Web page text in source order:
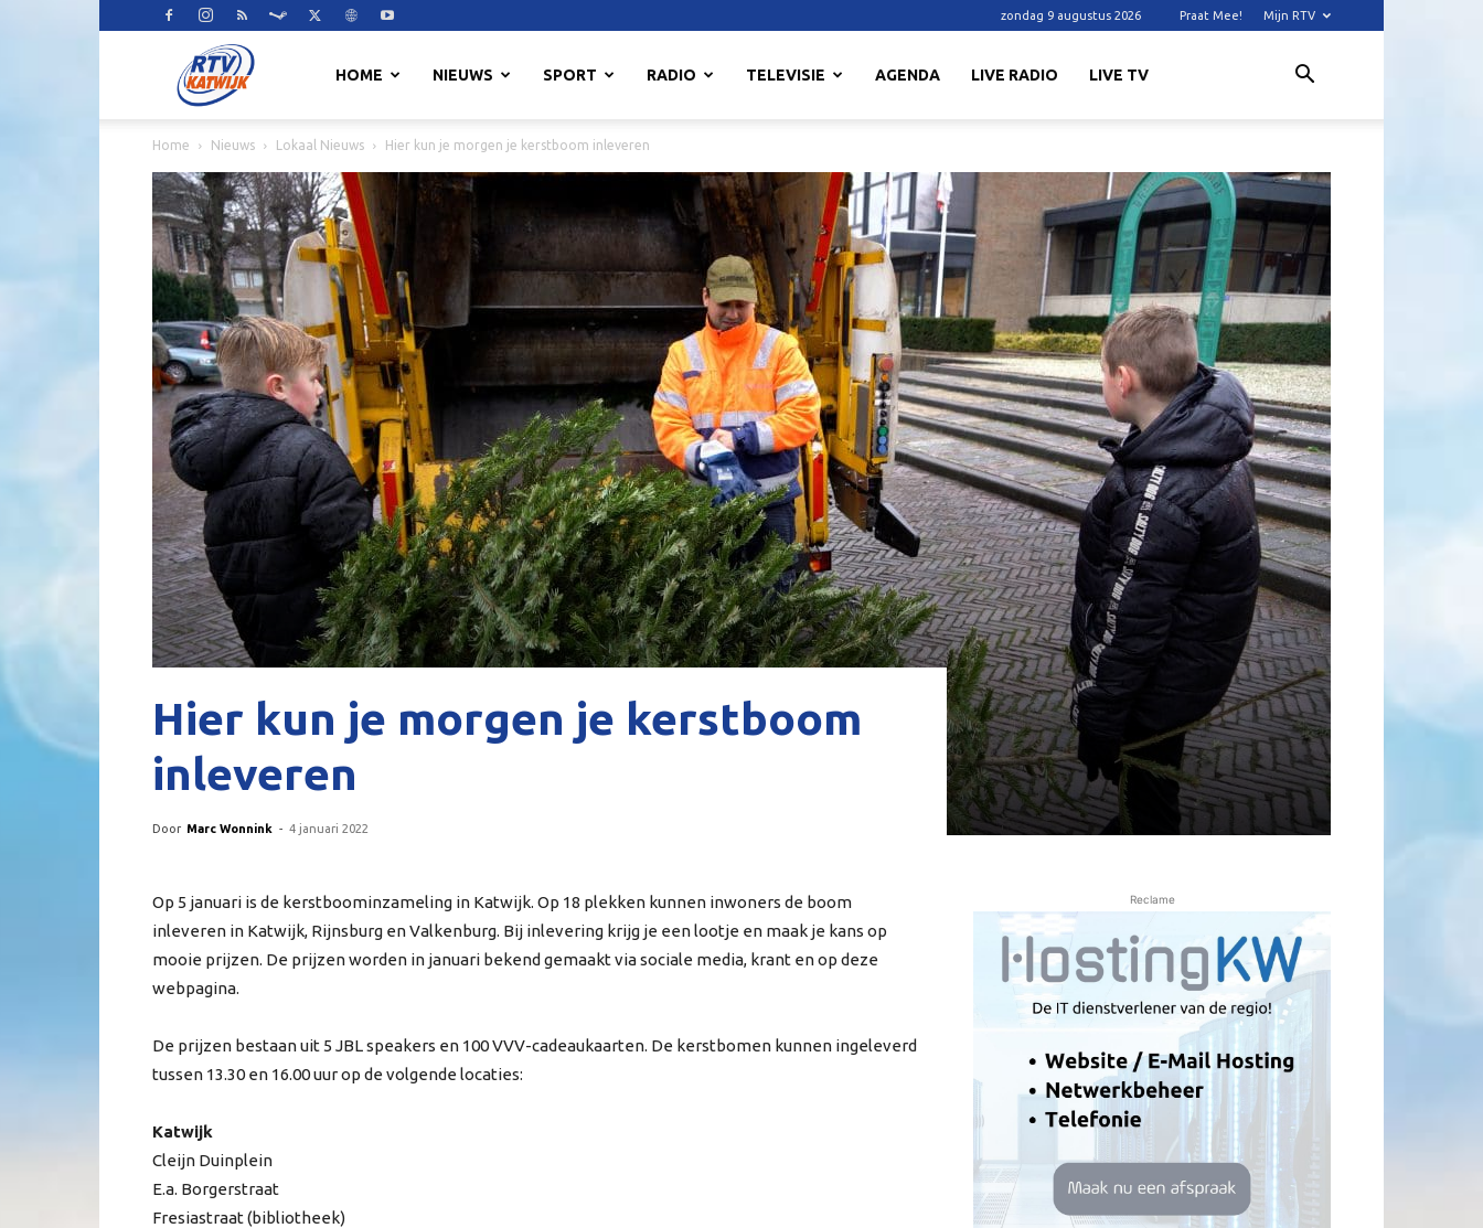
zondag 9 augustus 2026 Praat Mee! Mijn RTV
HOME NIEUWS SPORT RADIO TELEVISIE AGENDA LIVE RADIO LIVE TV
Home Nieuws Lokaal Nieuws Hier kun je morgen je kerstboom inleveren
Hier kun je morgen je kerstboom
inleveren
Door Marc Wonnink - 4 januari 2022
Op 5 januari is de kerstboominzameling in Katwijk. Op 18 plekken kunnen inwoners de boom
inleveren in Katwijk, Rijnsburg en Valkenburg. Bij inlevering krijg je een lootje en maak je kans op
mooie prijzen. De prijzen worden in januari bekend gemaakt via sociale media, krant en op deze
webpagina.
De prijzen bestaan uit 5 JBL speakers en 100 VVV-cadeaukaarten. De kerstbomen kunnen ingeleverd
tussen 13.30 en 16.00 uur op de volgende locaties:
Katwijk
Cleijn Duinplein
E.a. Borgerstraat
Fresiastraat (bibliotheek)
Reclame